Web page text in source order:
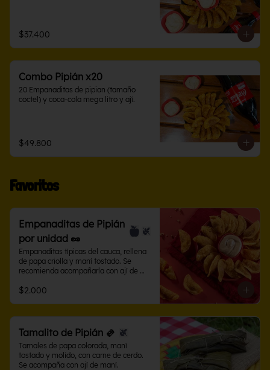
$37.400
Combo Pipián x20
20 Empanaditas de pipian (tamaño
coctel) y coca-cola mega litro y ají.
$49.800
Favoritos
Empanaditas de Pipián
por unidad 🥜
Empanaditas típicas del cauca, rellena
de papa criolla y maní tostado. Se
recomienda acompañarla con ají de
$2.000
Tamalito de Pipián 🫔
Tamales de papa colorada, maní
tostado y molido, con carne de cerdo.
Se acompaña con ají de maní.